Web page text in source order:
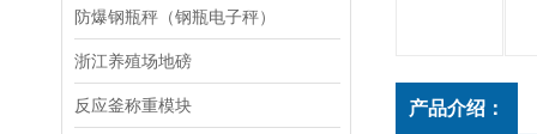
防爆钢瓶秤（钢瓶电子秤）
浙江养殖场地磅
反应釜称重模块 产品介绍：